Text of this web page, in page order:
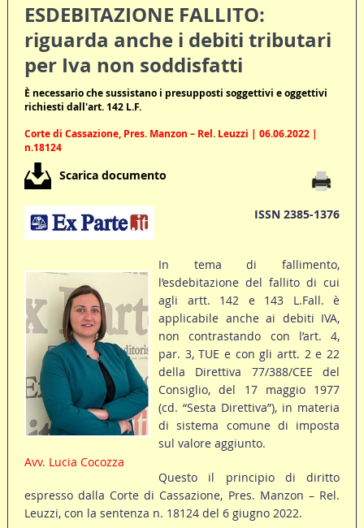
ESDEBITAZIONE FALLITO:
riguarda anche i debiti tributari
per Iva non soddisfatti
È necessario che sussistano i presupposti soggettivi e oggettivi
richiesti dall'art. 142 L.F.
Corte di Cassazione, Pres. Manzon – Rel. Leuzzi | 06.06.2022 |
n.18124
Scarica documento
ISSN 2385-1376
Avv. Lucia Cocozza
In tema di fallimento,
l’esdebitazione del fallito di cui
agli artt. 142 e 143 L.Fall. è
applicabile anche ai debiti IVA,
non contrastando con l’art. 4,
par. 3, TUE e con gli artt. 2 e 22
della Direttiva 77/388/CEE del
Consiglio, del 17 maggio 1977
(cd. “Sesta Direttiva”), in materia
di sistema comune di imposta
sul valore aggiunto.
Questo il principio di diritto
espresso dalla Corte di Cassazione, Pres. Manzon – Rel.
Leuzzi, con la sentenza n. 18124 del 6 giugno 2022.